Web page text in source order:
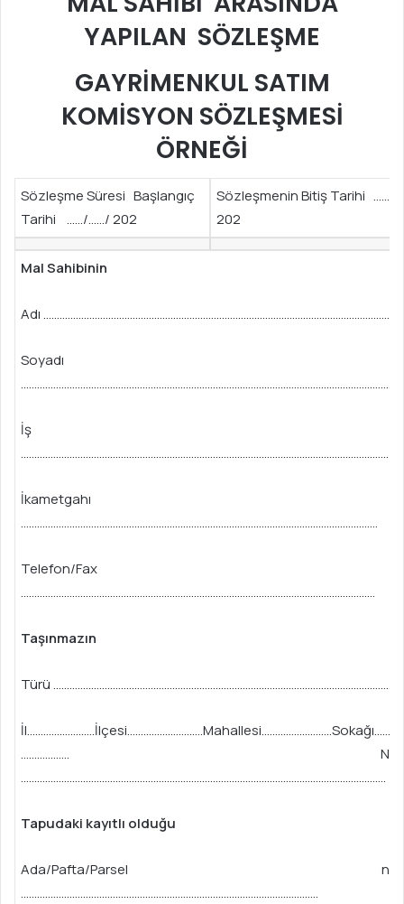
YAPILAN SÖZLEŞME
GAYRİMENKUL SATIM
KOMİSYON SÖZLEŞMESİ
ÖRNEĞİ
Sözleşme Süresi Başlangıç
Tarihi ……/……/ 202
Sözleşmenin Bitiş Tarihi ……/
202
Mal Sahibinin
Adı
Soyadı
………………………………………………………………………………………………………………………….
İş
……………………………………………………………………………………………………………………….
İkametgahı
……………………………………………………………………………………………………………………
Telefon/Fax
…………………………………………………………………………………………………………………..
Taşınmazın
Türü
………………
………………………………………………………………………………………………………………………
Tapudaki kayıtlı olduğu
Ada/Pafta/Parsel
………………………………………………………………………………………………..